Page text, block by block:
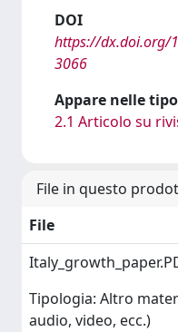
DOI
https://dx.doi.org/
3066
Appare nelle
2.1 Articolo su
File in questo
File
Tipologia: Altro
audio, video, ecc.)